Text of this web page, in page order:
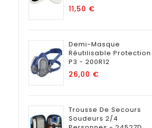
11,50 €
Demi-Masque
Réutilisable Protection
P3 - 200R12
26,00 €
Trousse De Secours
Soudeurs 2/4